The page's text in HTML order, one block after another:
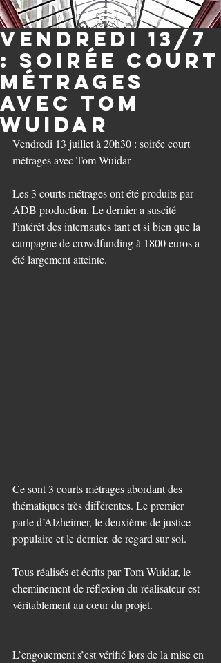
Vendredi 13/7
: soirée court
métrages
avec Tom
Wuidar
Vendredi 13 juillet à 20h30 : soirée court
métrages avec Tom Wuidar
Les 3 courts métrages ont été produits par
ADB production. Le dernier a suscité
l'intérêt des internautes tant et si bien que la
campagne de crowdfunding à 1800 euros a
été largement atteinte.
Ce sont 3 courts métrages abordant des
thématiques très différentes. Le premier
parle d’Alzheimer, le deuxième de justice
populaire et le dernier, de regard sur soi.
Tous réalisés et écrits par Tom Wuidar, le
cheminement de réflexion du réalisateur est
véritablement au cœur du projet.
L’engouement s’est vérifié lors de la mise en